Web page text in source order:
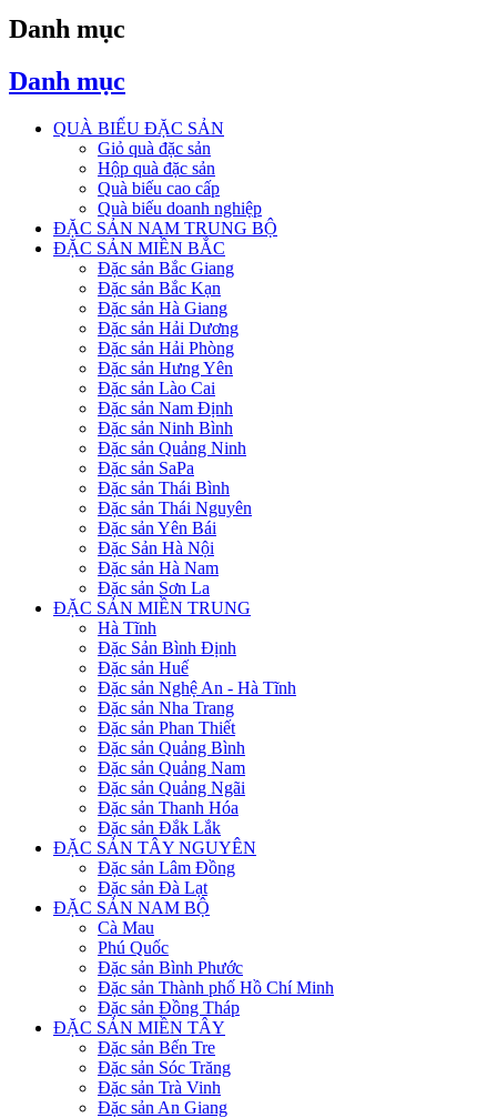
Danh mục
Danh mục
QUÀ BIẾU ĐẶC SẢN
Giỏ quà đặc sản
Hộp quà đặc sản
Quà biếu cao cấp
Quà biếu doanh nghiệp
ĐẶC SẢN NAM TRUNG BỘ
ĐẶC SẢN MIỀN BẮC
Đặc sản Bắc Giang
Đặc sản Bắc Kạn
Đặc sản Hà Giang
Đặc sản Hải Dương
Đặc sản Hải Phòng
Đặc sản Hưng Yên
Đặc sản Lào Cai
Đặc sản Nam Định
Đặc sản Ninh Bình
Đặc sản Quảng Ninh
Đặc sản SaPa
Đặc sản Thái Bình
Đặc sản Thái Nguyên
Đặc sản Yên Bái
Đặc Sản Hà Nội
Đặc sản Hà Nam
Đặc sản Sơn La
ĐẶC SẢN MIỀN TRUNG
Hà Tĩnh
Đặc Sản Bình Định
Đặc sản Huế
Đặc sản Nghệ An - Hà Tĩnh
Đặc sản Nha Trang
Đặc sản Phan Thiết
Đặc sản Quảng Bình
Đặc sản Quảng Nam
Đặc sản Quảng Ngãi
Đặc sản Thanh Hóa
Đặc sản Đắk Lắk
ĐẶC SẢN TÂY NGUYÊN
Đặc sản Lâm Đồng
Đặc sản Đà Lạt
ĐẶC SẢN NAM BỘ
Cà Mau
Phú Quốc
Đặc sản Bình Phước
Đặc sản Thành phố Hồ Chí Minh
Đặc sản Đồng Tháp
ĐẶC SẢN MIỀN TÂY
Đặc sản Bến Tre
Đặc sản Sóc Trăng
Đặc sản Trà Vinh
Đặc sản An Giang